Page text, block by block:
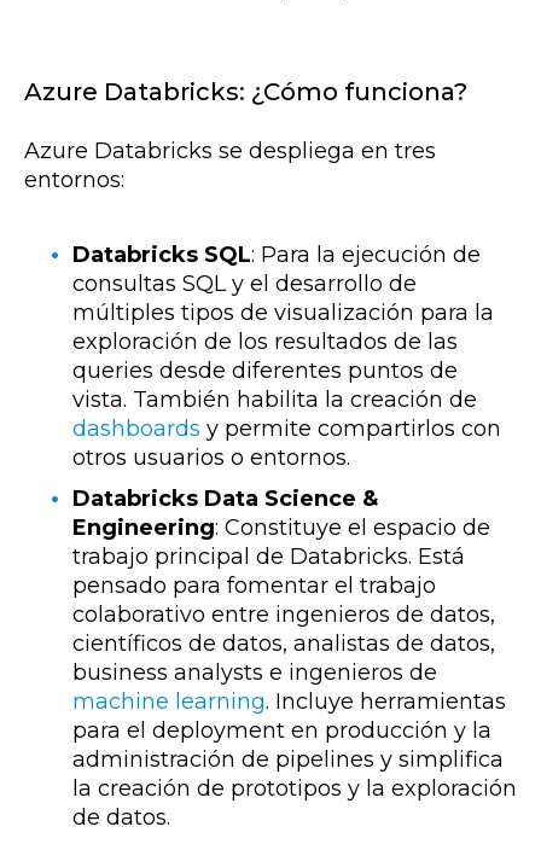
Azure Databricks: ¿Cómo funciona?
Azure Databricks se despliega en tres
entornos:
Databricks SQL: Para la ejecución de
consultas SQL y el desarrollo de
múltiples tipos de visualización para la
exploración de los resultados de las
queries desde diferentes puntos de
vista. También habilita la creación de
dashboards y permite compartirlos con
otros usuarios o entornos.
Databricks Data Science &
Engineering: Constituye el espacio de
trabajo principal de Databricks. Está
pensado para fomentar el trabajo
colaborativo entre ingenieros de datos,
científicos de datos, analistas de datos,
business analysts e ingenieros de
machine learning. Incluye herramientas
para el deployment en producción y la
administración de pipelines y simplifica
la creación de prototipos y la exploración
de datos.